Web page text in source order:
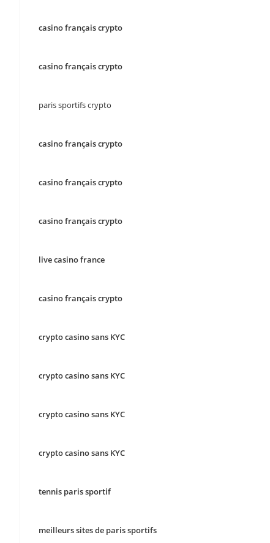
casino français crypto
casino français crypto
paris sportifs crypto
casino français crypto
casino français crypto
casino français crypto
live casino france
casino français crypto
crypto casino sans KYC
crypto casino sans KYC
crypto casino sans KYC
crypto casino sans KYC
tennis paris sportif
meilleurs sites de paris sportifs